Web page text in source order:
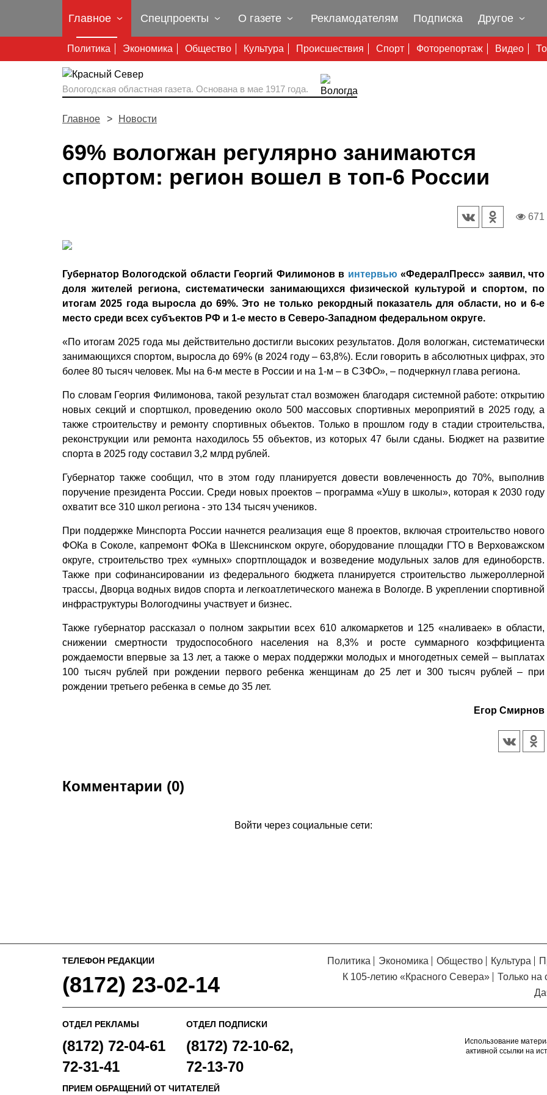
Главное
Политика Экономика Общество Культура Происшествия Спорт Фоторепортаж Видео
Спецпроекты О газете Рекламодателям Подписка Другое
Вологодская областная газета. Основана в мае 1917 года.
Главное Новости
69% вологжан регулярно занимаются
спортом: регион вошел в топ-6 России
671
Губернатор Вологодской области Георгий Филимонов в интервью «ФедералПресс» заявил, что
доля жителей региона, систематически занимающихся физической культурой и спортом, по
итогам 2025 года выросла до 69%. Это не только рекордный показатель для области, но и 6-е
место среди всех субъектов РФ и 1-е место в Северо-Западном федеральном округе.
«По итогам 2025 года мы действительно достигли высоких результатов. Доля вологжан, систематически
занимающихся спортом, выросла до 69% (в 2024 году – 63,8%). Если говорить в абсолютных цифрах, это
более 80 тысяч человек. Мы на 6-м месте в России и на 1-м – в СЗФО», – подчеркнул глава региона.
По словам Георгия Филимонова, такой результат стал возможен благодаря системной работе: открытию
новых секций и спортшкол, проведению около 500 массовых спортивных мероприятий в 2025 году, а
также строительству и ремонту спортивных объектов. Только в прошлом году в стадии строительства,
реконструкции или ремонта находилось 55 объектов, из которых 47 были сданы. Бюджет на развитие
спорта в 2025 году составил 3,2 млрд рублей.
Губернатор также сообщил, что в этом году планируется довести вовлеченность до 70%, выполнив
поручение президента России. Среди новых проектов – программа «Ушу в школы», которая к 2030 году
охватит все 310 школ региона - это 134 тысяч учеников.
При поддержке Минспорта России начнется реализация еще 8 проектов, включая строительство нового
ФОКа в Соколе, капремонт ФОКа в Шекснинском округе, оборудование площадки ГТО в Верховажском
округе, строительство трех «умных» спортплощадок и возведение модульных залов для единоборств.
Также при софинансировании из федерального бюджета планируется строительство лыжероллерной
трассы, Дворца водных видов спорта и легкоатлетического манежа в Вологде. В укреплении спортивной
инфраструктуры Вологодчины участвует и бизнес.
Также губернатор рассказал о полном закрытии всех 610 алкомаркетов и 125 «наливаек» в области,
снижении смертности трудоспособного населения на 8,3% и росте суммарного коэффициента
рождаемости впервые за 13 лет, а также о мерах поддержки молодых и многодетных семей – выплатах
100 тысяч рублей при рождении первого ребенка женщинам до 25 лет и 300 тысяч рублей – при
рождении третьего ребенка в семье до 35 лет.
Егор Смирнов
Комментарии (0)
Войти через социальные сети:
ТЕЛЕФОН РЕДАКЦИИ
(8172) 23-02-14
Политика Экономика Общество Культура
К 105-летию «Красного Севера»
Только на
ОТДЕЛ РЕКЛАМЫ
(8172) 72-04-61
72-31-41
ОТДЕЛ ПОДПИСКИ
(8172) 72-10-62,
72-13-70
ПРИЕМ ОБРАЩЕНИЙ ОТ ЧИТАТЕЛЕЙ
Использование
активной ссылки на